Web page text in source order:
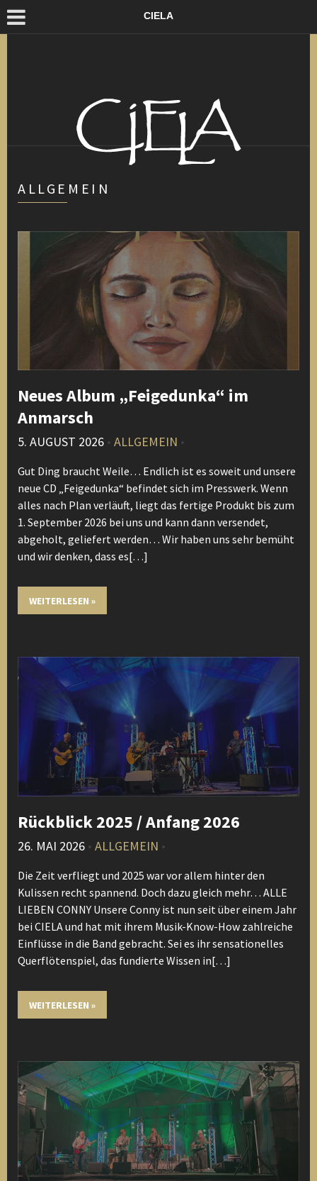
CIELA
ALLGEMEIN
Neues Album „Feigedunka“ im
Anmarsch
5. AUGUST 2026 • ALLGEMEIN •
Gut Ding braucht Weile… Endlich ist es soweit und unsere
neue CD „Feigedunka“ befindet sich im Presswerk. Wenn
alles nach Plan verläuft, liegt das fertige Produkt bis zum
1. September 2026 bei uns und kann dann versendet,
abgeholt, geliefert werden… Wir haben uns sehr bemüht
und wir denken, dass es[…]
WEITERLESEN »
Rückblick 2025 / Anfang 2026
26. MAI 2026 • ALLGEMEIN •
Die Zeit verfliegt und 2025 war vor allem hinter den
Kulissen recht spannend. Doch dazu gleich mehr… ALLE
LIEBEN CONNY Unsere Conny ist nun seit über einem Jahr
bei CIELA und hat mit ihrem Musik-Know-How zahlreiche
Einflüsse in die Band gebracht. Sei es ihr sensationelles
Querflötenspiel, das fundierte Wissen in[…]
WEITERLESEN »